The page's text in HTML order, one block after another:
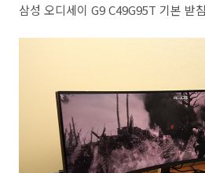
삼성 오디세이 G9 C49G95T 기본 받